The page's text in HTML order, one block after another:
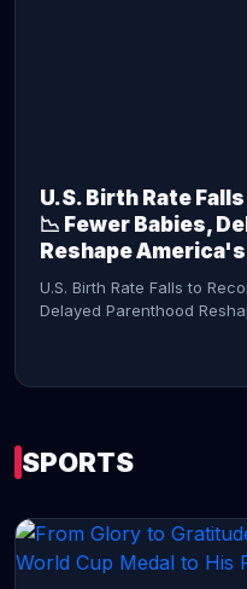
U.S. Birth Rate
📉 Fewer Babies,
Reshape
U.S. Birth Rate Falls to
Delayed Parenthood
SPORTS